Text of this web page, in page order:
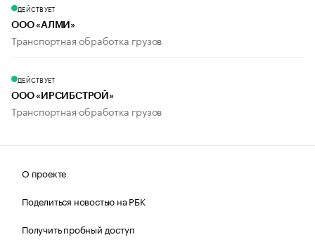
ДЕЙСТВУЕТ
ООО «АЛМИ»
Транспортная обработка грузов
ДЕЙСТВУЕТ
ООО «ИРСИБСТРОЙ»
Транспортная обработка грузов
О проекте
Поделиться новостью на РБК
Получить пробный доступ